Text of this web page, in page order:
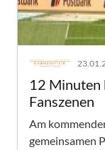
12 Minuten
Fanszenen
Am
gemeinsamen